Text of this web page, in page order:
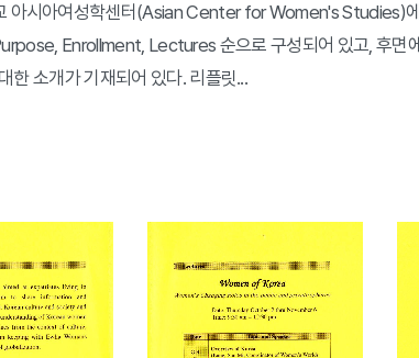
아시아여성학센터(Asian Center for Women's Studies)
Enrollment, Lectures 순으로 구성되어 있고, 후면
소개가 기재되어 있다. 리플릿...